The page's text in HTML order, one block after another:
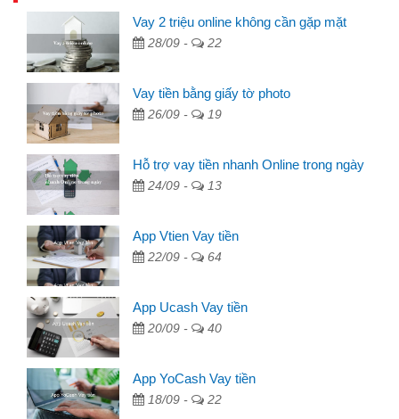
Vay 2 triệu online không cần gặp mặt
28/09 - 22
Vay tiền bằng giấy tờ photo
26/09 - 19
Hỗ trợ vay tiền nhanh Online trong ngày
24/09 - 13
App Vtien Vay tiền
22/09 - 64
App Ucash Vay tiền
20/09 - 40
App YoCash Vay tiền
18/09 - 22